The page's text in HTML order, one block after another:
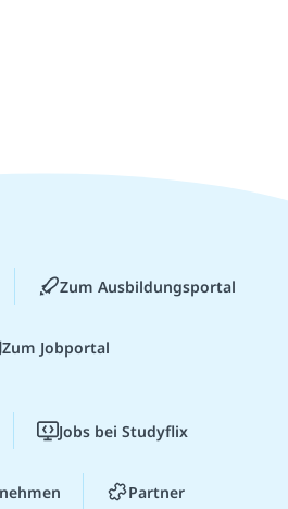
Zum Ausbildungsportal
Zum Jobportal
Jobs bei Studyflix
Partner